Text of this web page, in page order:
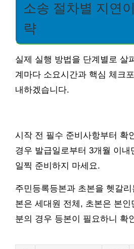
소송 절차별 지연
략
실제 실행 방법을 단계별로 살
계마다 소요시간과 핵심 체크
내하겠습니다.
시작 전 필수 준비사항부터 확
경우 발급일로부터 3개월 이내
일찍 준비하지 마세요.
주민등록등본과 초본을 헷갈
본은 세대원 전체, 초본은 본
분의 경우 등본이 필요하니 확